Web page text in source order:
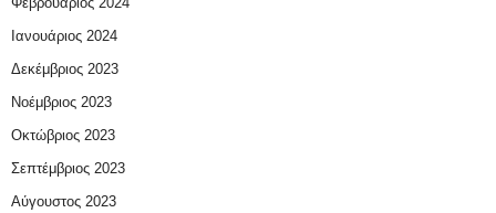
Ιανουάριος 2024
Δεκέμβριος 2023
Νοέμβριος 2023
Οκτώβριος 2023
Σεπτέμβριος 2023
Αύγουστος 2023